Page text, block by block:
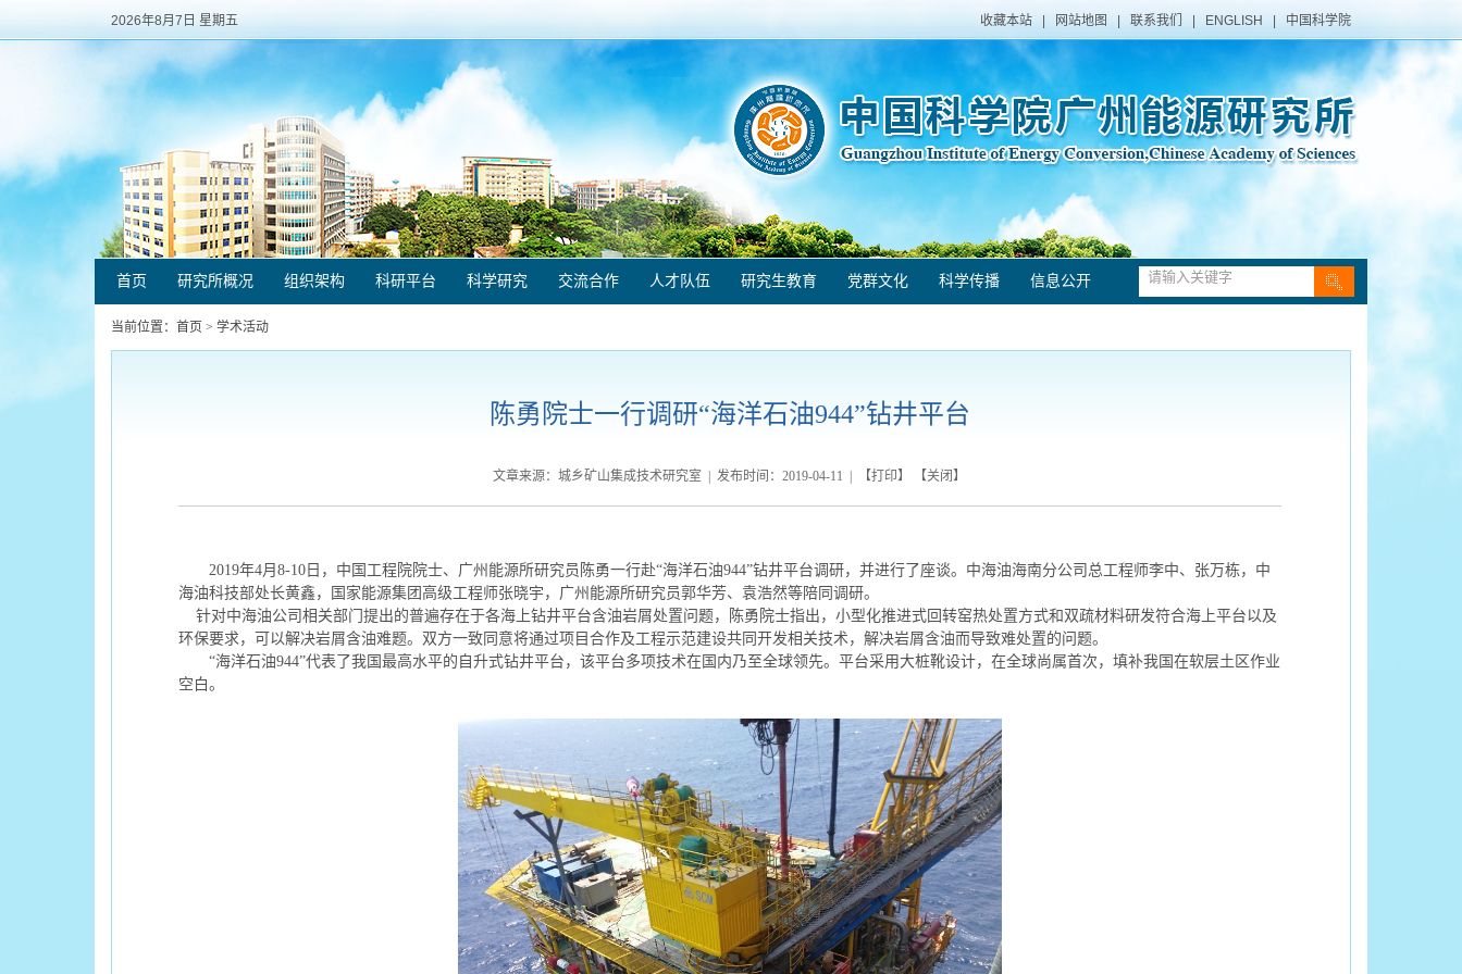
2026年8月7日 星期五 收藏本站 网站地图 联系我们 ENGLISH 中国科学院
首页 研究所概况 组织架构 科研平台 科学研究 交流合作 人才队伍 研究生教育 党群文化 科学传播 信息公开
当前位置： 首页 > 学术活动
陈勇院士一行调研“海洋石油944”钻井平台
文章来源：城乡矿山集成技术研究室 | 发布时间：2019-04-11 | 【打印】 【关闭 】
2019年4月 8-10 日，中国工程院院士、广州能源所研究员陈勇一行赴“海洋石油944”钻井平台调研，并进行了座谈。中海油海南分公司总工程师李中、张万栋，中
海油科技部处长黄鑫，国家能源集团高级工程师张晓宇，广州能源所研究员郭华芳、袁浩然等陪同调研。
针对中海油公司相关部门提出的普遍存在于各海上钻井平台含油岩屑处置问题，陈勇院士指出，小型化推进式回转窑热处置方式和双疏材料研发符合海上平台以及
环保要求，可以解决岩屑含油难题。双方一致同意将通过项目合作及工程示范建设共同开发相关技术，解决岩屑含油而导致难处置的问题。
“海洋石油944”代表了我国最高水平的自升式钻井平台，该平台多项技术在国内乃至全球领先。平台采用大桩靴设计，在全球尚属首次，填补我国在软层土区作业
空白。